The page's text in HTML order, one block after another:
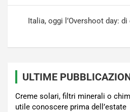
Italia, oggi l’Overshoot day:
ULTIME
Creme solari, filtri minerali o
utile conoscere prima dell’estate